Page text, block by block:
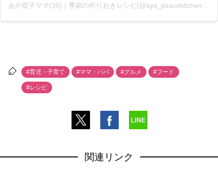
#育児・子育て #ママ・パパ #グルメ #フード
#レシピ
関連リンク